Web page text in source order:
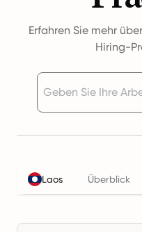
Erfahren Sie mehr
Hiring-
Laos Überblick